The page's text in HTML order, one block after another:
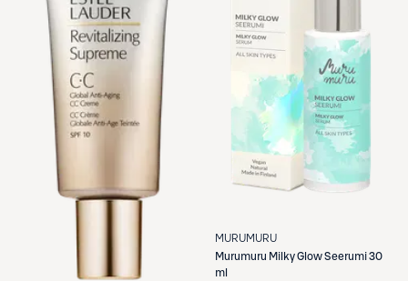
MURUMURU
Murumuru Milky Glow Seerumi 30
ml